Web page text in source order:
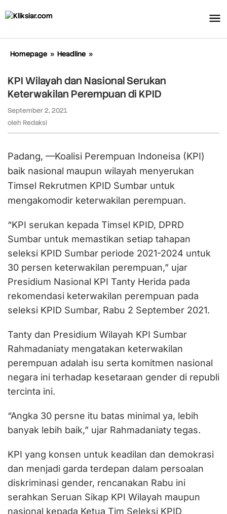
ke
Homepage » Headline »
dan
Nasional
Serukan
KPI Wilayah dan Nasional Serukan
Keterwakilan Perempuan di KPID
September 2, 2021
oleh Redaksi
Padang, —Koalisi Perempuan Indoneisa (KPI)
baik nasional maupun wilayah menyerukan
Timsel Rekrutmen KPID Sumbar untuk
mengakomodir keterwakilan perempuan.
“KPI serukan kepada Timsel KPID, DPRD
Sumbar untuk memastikan setiap tahapan
seleksi KPID Sumbar periode 2021-2024 untuk
30 persen keterwakilan perempuan,” ujar
Presidium Nasional KPI Tanty Herida pada
rekomendasi keterwakilan perempuan pada
seleksi KPID Sumbar, Rabu 2 September 2021.
Tanty dan Presidium Wilayah KPI Sumbar
Rahmadaniaty mengatakan keterwakilan
perempuan adalah isu serta komitmen nasional
negara ini terhadap kesetaraan gender di republi
tercinta ini.
“Angka 30 persne itu batas minimal ya, lebih
banyak lebih baik,” ujar Rahmadaniaty tegas.
KPI yang konsen untuk keadilan dan demokrasi
dan menjadi garda terdepan dalam persoalan
diskriminasi gender, rencanakan Rabu ini
serahkan Seruan Sikap KPI Wilayah maupun
nasional kepada Ketua Tim Seleksi KPID